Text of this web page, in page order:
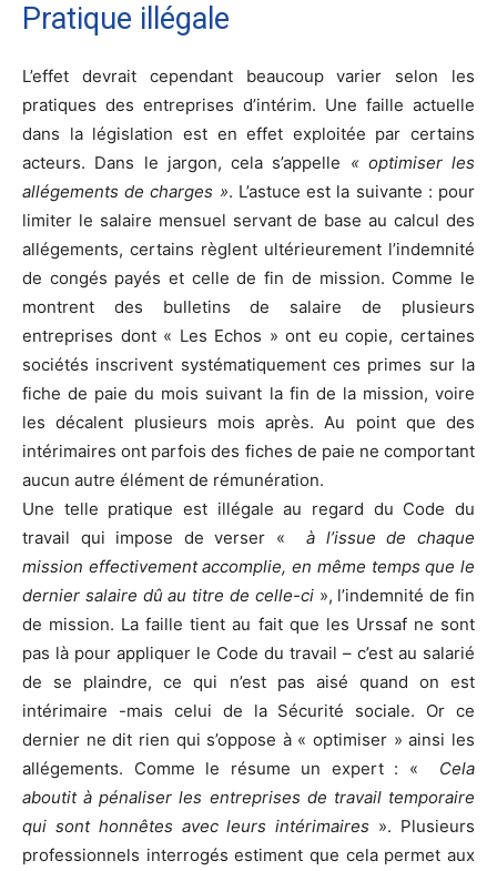
Pratique illégale
L’effet devrait cependant beaucoup varier selon les
pratiques des entreprises d’intérim. Une faille actuelle
dans la législation est en effet exploitée par certains
acteurs. Dans le jargon, cela s’appelle « optimiser les
allégements de charges ». L’astuce est la suivante : pour
limiter le salaire mensuel servant de base au calcul des
allégements, certains règlent ultérieurement l’indemnité
de congés payés et celle de fin de mission. Comme le
montrent des bulletins de salaire de plusieurs
entreprises dont « Les Echos » ont eu copie, certaines
sociétés inscrivent systématiquement ces primes sur la
fiche de paie du mois suivant la fin de la mission, voire
les décalent plusieurs mois après. Au point que des
intérimaires ont parfois des fiches de paie ne comportant
aucun autre élément de rémunération.
Une telle pratique est illégale au regard du Code du
travail qui impose de verser «à l’issue de chaque
mission effectivement accomplie, en même temps que le
dernier salaire dû au titre de celle-ci», l’indemnité de fin
de mission. La faille tient au fait que les Urssaf ne sont
pas là pour appliquer le Code du travail – c’est au salarié
de se plaindre, ce qui n’est pas aisé quand on est
intérimaire -mais celui de la Sécurité sociale. Or ce
dernier ne dit rien qui s’oppose à « optimiser » ainsi les
allégements. Comme le résume un expert : « Cela
aboutit à pénaliser les entreprises de travail temporaire
qui sont honnêtes avec leurs intérimaires ». Plusieurs
professionnels interrogés estiment que cela permet aux